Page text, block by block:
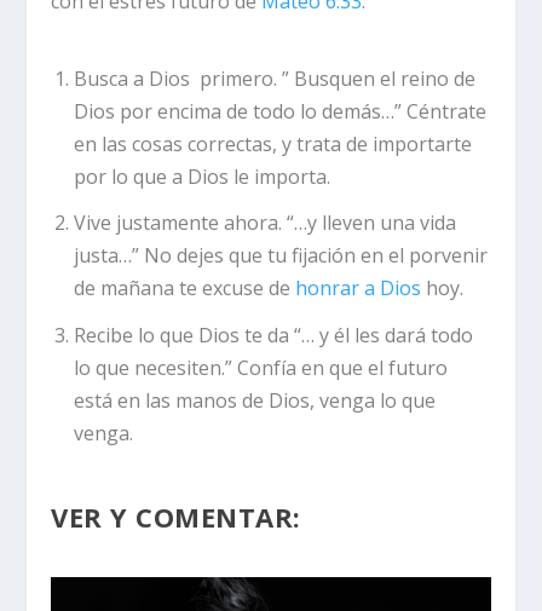
Busca a Dios primero. ” Busquen el reino de
Dios por encima de todo lo demás…” Céntrate
en las cosas correctas, y trata de importarte
por lo que a Dios le importa.
Vive justamente ahora. “…y lleven una vida
justa…” No dejes que tu fijación en el porvenir
de mañana te excuse de honrar a Dios hoy.
Recibe lo que Dios te da “… y él les dará todo
lo que necesiten.” Confía en que el futuro
está en las manos de Dios, venga lo que
venga.
VER Y COMENTAR: